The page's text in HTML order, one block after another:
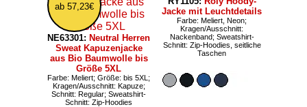
ab 57,23€
NE63301: Neutral Herren
Sweat Kapuzenjacke
aus Bio Baumwolle bis
Größe 5XL
Farbe: Meliert; Größe: bis 5XL;
Kragen/Ausschnitt: Kapuze;
Schnitt: Regular; Sweatshirt-
Schnitt: Zip-Hoodies
Jacke mit Leuchtdetails
Farbe: Meliert, Neon;
Kragen/Ausschnitt:
Nackenband; Sweatshirt-
Schnitt: Zip-Hoodies, seitliche
Taschen